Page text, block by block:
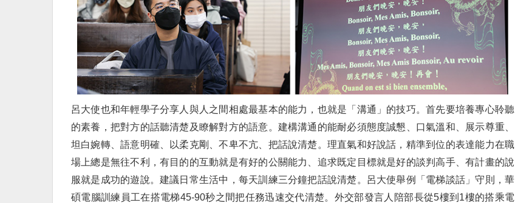
呂大使也和年輕學子分享人與人之間相處最基本的能力，也就是「溝通」的技巧。首先要培養專心聆聽
的素養，把對方的話聽清楚及瞭解對方的語意。建構溝通的能耐必須態度誠懇、口氣溫和、展示尊重、
坦白婉轉、語意明確、以柔克剛、不卑不亢、把話說清楚。理直氣和好說話，精準到位的表達能力在職
場上總是無往不利，有目的的互動就是有好的公關能力、追求既定目標就是好的談判高手、有計畫的說
服就是成功的遊說。建議日常生活中，每天訓練三分鐘把話說清楚。呂大使舉例「電梯談話」守則，華
碩電腦訓練員工在搭電梯45-90秒之間把任務迅速交代清楚。外交部發言人陪部長從5樓到1樓的搭乘電